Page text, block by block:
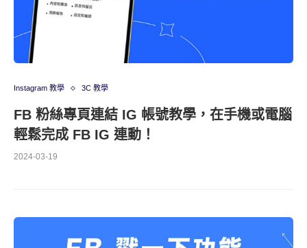
Instagram 教學 3C 教學
FB 粉絲專頁連結 IG 帳號教學，在手機或電腦
輕鬆完成 FB IG 連動！
2024-03-19